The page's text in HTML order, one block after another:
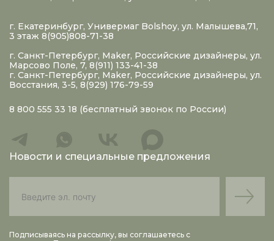
г. Екатеринбург, Универмаг Bolshoy, ул. Малышева,71,
3 этаж 8(905)808-71-38
г. Санкт-Петербург, Maker, Российские дизайнеры, ул.
Марсово Поле, 7, 8(911) 133-41-38
г. Санкт-Петербург, Maker, Российские дизайнеры, ул.
Восстания, 3-5, 8(929) 176-79-59
8 800 555 33 18 (бесплатный звонок по России)
Новости и специальные предложения
Подписываясь на рассылку, вы соглашаетесь с